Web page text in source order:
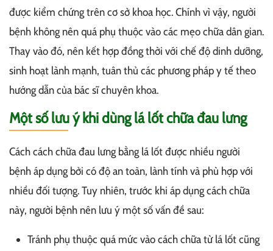
được kiểm chứng trên cơ sở khoa học. Chính vì vậy, người
bệnh không nên quá phụ thuộc vào các mẹo chữa dân gian.
Thay vào đó, nên kết hợp đồng thời với chế độ dinh dưỡng,
sinh hoạt lành mạnh, tuân thủ các phương pháp y tế theo
hướng dẫn của bác sĩ chuyên khoa.
Một số lưu ý khi dùng lá lốt chữa đau lưng
Cách cách chữa đau lưng bằng lá lốt được nhiều người
bệnh áp dụng bởi có độ an toàn, lành tính và phù hợp với
nhiều đối tượng. Tuy nhiên, trước khi áp dụng cách chữa
này, người bệnh nên lưu ý một số vấn đề sau:
Tránh phụ thuộc quá mức vào cách chữa từ lá lốt cũng